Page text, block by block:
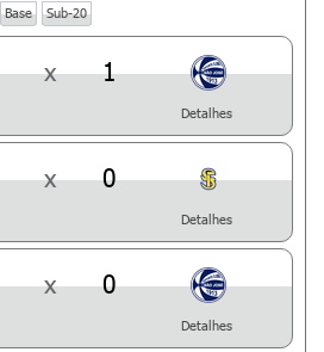
Base Sub-20
x 1
Detalhes
x 0
Detalhes
x 0
Detalhes